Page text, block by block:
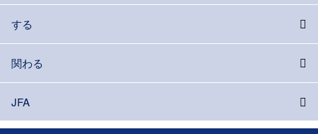
する
関わる
JFA